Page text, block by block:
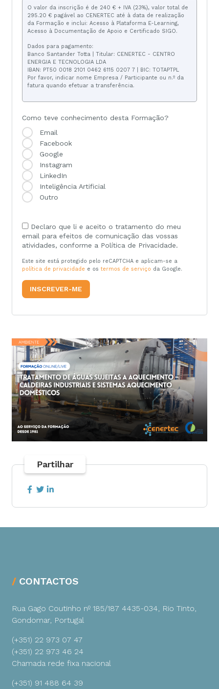
O valor da inscrição é de 240 € + IVA (23%), valor total de
295.20 € pagável ao CENERTEC até à data de realização
da Formação e inclui: Acesso à Plataforma E-Learning,
Acesso à Documentação de Apoio e Certificado SIGO.
Dados para pagamento:
Banco Santander Totta | Titular: CENERTEC - CENTRO
ENERGIA E TECNOLOGIA LDA
IBAN: PT50 0018 2101 0462 6115 0207 7 | BIC: TOTAPTPL
Por favor, indicar nome Empresa / Participante ou n.º da
fatura quando efetuar a transferência.
Como teve conhecimento desta Formação?
Email
Facebook
Google
Instagram
LinkedIn
Inteligência Artificial
Outro
Declaro que li e aceito o tratamento do meu
email para efeitos de comunicação das vossas
atividades, conforme a Política de Privacidade.
Este site está protegido pelo reCAPTCHA e aplicam-se a
política de privacidade e os termos de serviço da Google.
Partilhar
CONTACTOS
Rua Gago Coutinho nº 185/187 4435-034, Rio Tinto,
Gondomar, Portugal
(+351) 22 973 07 47
(+351) 22 973 46 24
Chamada rede fixa nacional
(+351) 91 488 64 39